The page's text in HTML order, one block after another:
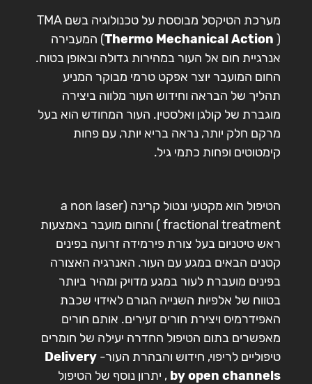
מערכת הטיקסל מבוססת על טכנולוגיה בשם TMA
(Thermo Mechanical Action ) המעבירה
אנרגיית חום אל העור במהירות גדולה ובאופן בטוח.
החום המועבר יוצר אפקט טרמי מבוקר המניע
תהליך של הבראה וחידוש העור מלווה ביצירה
מוגברת של קולגן ואלסטין. העור המחודש הוא בעל
מרקם חלק יותר, נראה בריא יותר, עם פחות
קימטוטים ופחות כתמי גיל.
הטיפול הוא מקטעי ונטול קרינה (a non laser
fractional treatment ) והחום מועבר באמצעות
ראש טיטניום בעל צורת פירמידה זרועה בפינים
קטנים הבאים במגע עם העור. האנרגיה האצורה
בפינים מועברת לעור במגע מדויק ומהיר ביותר
בטווח של אלפיות השנייה הגורם לאידוי שכבת
האפידרמיס ויצירת חורים זעירים. אותם חורים
מאפשרים בתום הטיפול החדרה יעילה של חומרים
טיפוליים לריפוי, חידוש והבהרת העור- Delivery
by open channels , יתרון נוסף של הטיפול